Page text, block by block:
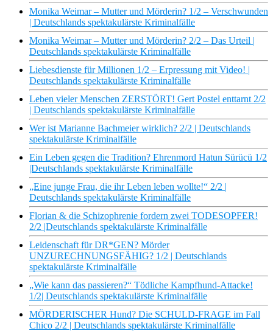
Monika Weimar – Mutter und Mörderin? 1/2 – Verschwunden
| Deutschlands spektakulärste Kriminalfälle
Monika Weimar – Mutter und Mörderin? 2/2 – Das Urteil |
Deutschlands spektakulärste Kriminalfälle
Liebesdienste für Millionen 1/2 – Erpressung mit Video! |
Deutschlands spektakulärste Kriminalfälle
Leben vieler Menschen ZERSTÖRT! Gert Postel enttarnt 2/2
| Deutschlands spektakulärste Kriminalfälle
Wer ist Marianne Bachmeier wirklich? 2/2 | Deutschlands
spektakulärste Kriminalfälle
Ein Leben gegen die Tradition? Ehrenmord Hatun Sürücü 1/2
|Deutschlands spektakulärste Kriminalfälle
„Eine junge Frau, die ihr Leben leben wollte!“ 2/2 |
Deutschlands spektakulärste Kriminalfälle
Florian & die Schizophrenie fordern zwei TODESOPFER!
2/2 |Deutschlands spektakulärste Kriminalfälle
Leidenschaft für DR*GEN? Mörder
UNZURECHNUNGSFÄHIG? 1/2 | Deutschlands
spektakulärste Kriminalfälle
„Wie kann das passieren?“ Tödliche Kampfhund-Attacke!
1/2| Deutschlands spektakulärste Kriminalfälle
MÖRDERISCHER Hund? Die SCHULD-FRAGE im Fall
Chico 2/2 | Deutschlands spektakulärste Kriminalfälle